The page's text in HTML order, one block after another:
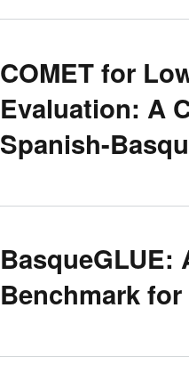
COMET for
Evaluation: A
Spanish-
BasqueGLUE:
Benchmark